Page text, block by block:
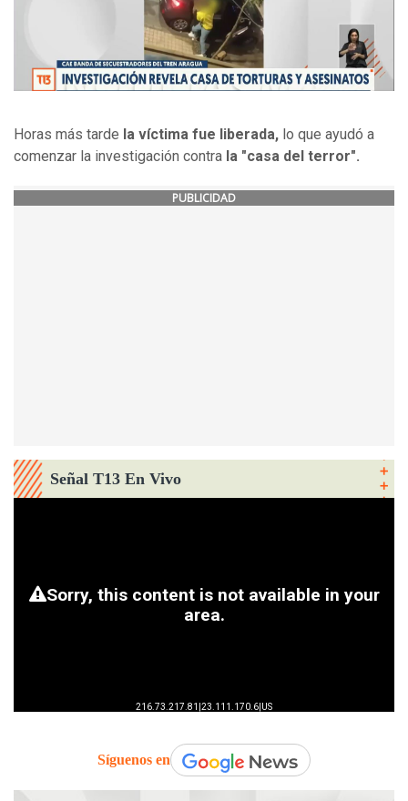
Horas más tarde la víctima fue liberada, lo que ayudó a
comenzar la investigación contra la "casa del terror".
PUBLICIDAD
Señal T13 En Vivo
Síguenos en